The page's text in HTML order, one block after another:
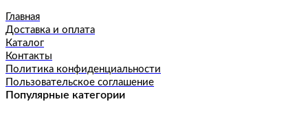
Главная
Доставка и оплата
Каталог
Контакты
Политика конфиденциальности
Пользовательское соглашение
Популярные категории